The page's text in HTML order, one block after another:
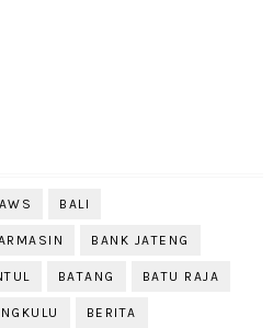
AWS BALI
BANK JATENG
BATANG BATU RAJA
BERITA